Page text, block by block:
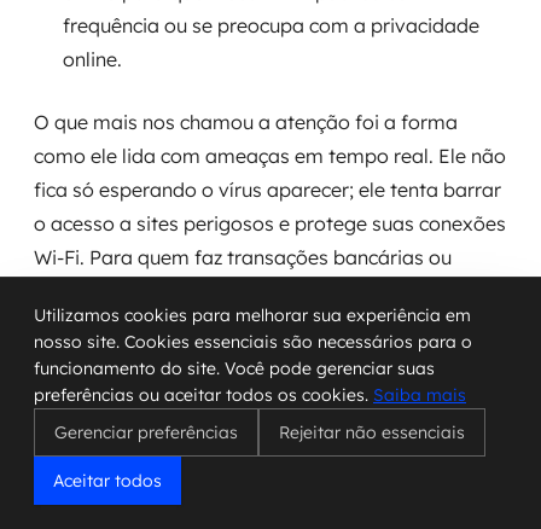
frequência ou se preocupa com a privacidade
online.
O que mais nos chamou a atenção foi a forma
como ele lida com ameaças em tempo real. Ele não
fica só esperando o vírus aparecer; ele tenta barrar
o acesso a sites perigosos e protege suas conexões
Wi-Fi. Para quem faz transações bancárias ou
segurança é um alívio.
A gente sabe que a tentação de baixar um
aplicativo de fonte desconhecida é grande,
mas o Norton 360 tenta te alertar sobre os
riscos antes mesmo da instalação. Ele
Utilizamos cookies para melhorar sua experiência em
nosso site. Cookies essenciais são necessários para o
funcionamento do site. Você pode gerenciar suas
preferências ou aceitar todos os cookies. Saiba mais
Gerenciar preferências
Rejeitar não essenciais
Aceitar todos